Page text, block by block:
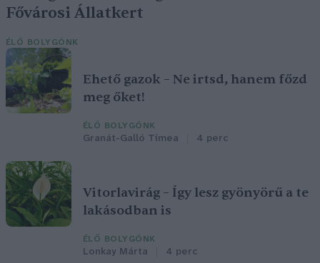
Fővárosi Állatkert
ÉLŐ BOLYGÓNK
Ehető gazok – Ne irtsd, hanem főzd
meg őket!
ÉLŐ BOLYGÓNK
Granát-Galló Tímea 4 perc
Vitorlavirág – Így lesz gyönyörű a te
lakásodban is
ÉLŐ BOLYGÓNK
Lonkay Márta 4 perc